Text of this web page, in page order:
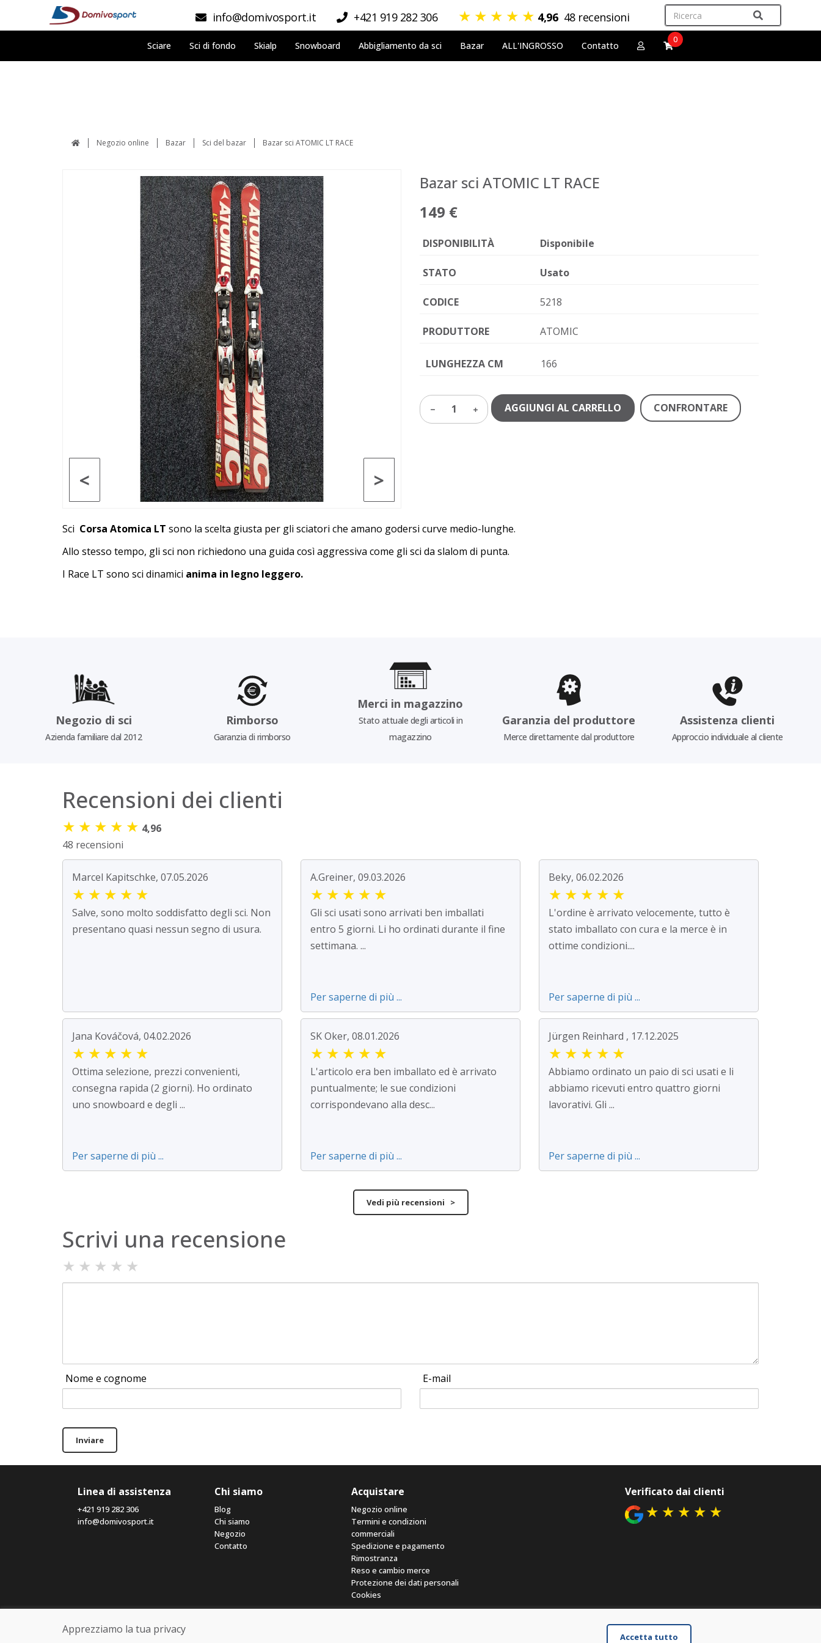
info@domivosport.it +421 919 282 306 ★ ★ ★ ★ ★ 4,96 48 recensioni
Sciare Sci di fondo Skialp Snowboard Abbigliamento da sci Bazar ALL'INGROSSO Contatto
0
Negozio online Bazar Sci del bazar Bazar sci ATOMIC LT RACE
>
<
Bazar sci ATOMIC LT RACE
149 €
DISPONIBILITÀ Disponibile
STATO Usato
CODICE 5218
PRODUTTORE ATOMIC
LUNGHEZZA CM 166
1 AGGIUNGI AL CARRELLO CONFRONTARE
Sci Corsa Atomica LT sono la scelta giusta per gli sciatori che amano godersi curve medio-lunghe.
Allo stesso tempo, gli sci non richiedono una guida così aggressiva come gli sci da slalom di punta.
I Race LT sono sci dinamici anima in legno leggero.
Negozio di sci
Azienda familiare dal 2012
Rimborso
Garanzia di rimborso
Merci in magazzino
Stato attuale degli articoli in
magazzino
Garanzia del produttore
Merce direttamente dal produttore
Assistenza clienti
Approccio individuale al cliente
Recensioni dei clienti
★ ★ ★ ★ ★ 4,96
48 recensioni
Marcel Kapitschke, 07.05.2026
★ ★ ★ ★ ★
Salve, sono molto soddisfatto degli sci. Non
presentano quasi nessun segno di usura.
A.Greiner, 09.03.2026
★ ★ ★ ★ ★
Gli sci usati sono arrivati ben imballati
entro 5 giorni. Li ho ordinati durante il fine
settimana. ...
Per saperne di più ...
Beky, 06.02.2026
★ ★ ★ ★ ★
L'ordine è arrivato velocemente, tutto è
stato imballato con cura e la merce è in
ottime condizioni....
Per saperne di più ...
Jana Kováčová, 04.02.2026
★ ★ ★ ★ ★
Ottima selezione, prezzi convenienti,
consegna rapida (2 giorni). Ho ordinato
uno snowboard e degli ...
Per saperne di più ...
SK Oker, 08.01.2026
★ ★ ★ ★ ★
L'articolo era ben imballato ed è arrivato
puntualmente; le sue condizioni
corrispondevano alla desc...
Per saperne di più ...
Jürgen Reinhard , 17.12.2025
★ ★ ★ ★ ★
Abbiamo ordinato un paio di sci usati e li
abbiamo ricevuti entro quattro giorni
lavorativi. Gli ...
Per saperne di più ...
Vedi più recensioni >
Scrivi una recensione
★ ★ ★ ★ ★
Nome e cognome E-mail
Inviare
Linea di assistenza
+421 919 282 306
info@domivosport.it
Chi siamo
Blog
Chi siamo
Negozio
Contatto
Acquistare
Negozio online
Termini e condizioni
commerciali
Spedizione e pagamento
Rimostranza
Reso e cambio merce
Protezione dei dati personali
Cookies
Verificato dai clienti
★ ★ ★ ★ ★
Apprezziamo la tua privacy
Accetta tutto